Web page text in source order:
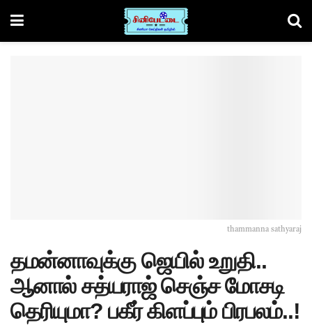
thammanna sathyaraj
தமன்னாவுக்கு ஜெயில் உறுதி..
ஆனால் சத்யராஜ் செஞ்ச மோசடி
தெரியுமா? பகீர் கிளப்பும் பிரபலம்..!